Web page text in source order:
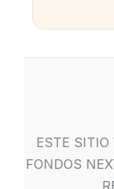
ESTE
FONDOS